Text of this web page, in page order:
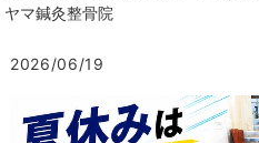
ヤマ鍼灸整骨院
2026/06/19